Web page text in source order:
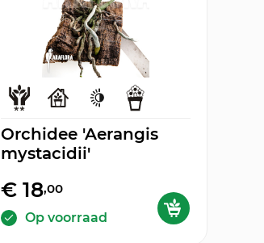
Orchidee 'Aerangis
mystacidii'
€ 18,00
Op voorraad